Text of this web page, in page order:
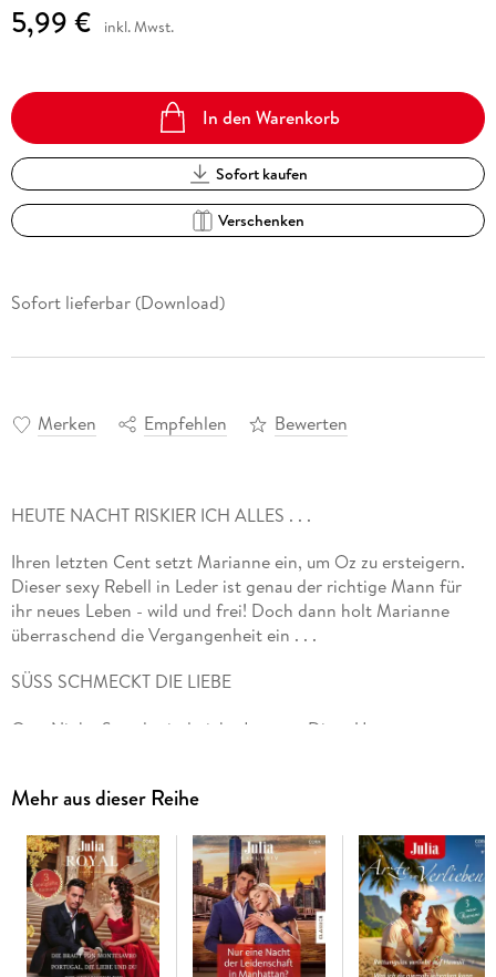
5,99 € inkl. Mwst.
In den Warenkorb
Sofort kaufen
Verschenken
Sofort lieferbar (Download)
Merken Empfehlen Bewerten
HEUTE NACHT RISKIER ICH ALLES . . .
Ihren letzten Cent setzt Marianne ein, um Oz zu ersteigern.
Dieser sexy Rebell in Leder ist genau der richtige Mann für
ihr neues Leben - wild und frei! Doch dann holt Marianne
überraschend die Vergangenheit ein . . .
SÜSS SCHMECKT DIE LIEBE
One-Night-Stands sind nicht Joannas Ding. Umso
den attraktiven Fremden wiedersehen? Joanna ist
Sprünge . . .
VERFÜHRUNG PER E-MAIL
Gleich das erste Date mit dem gut aussehenden Jay endet
besser, als Jane es sich erträumt hat: in seinem Bett! Dieser
Mehr aus dieser Reihe